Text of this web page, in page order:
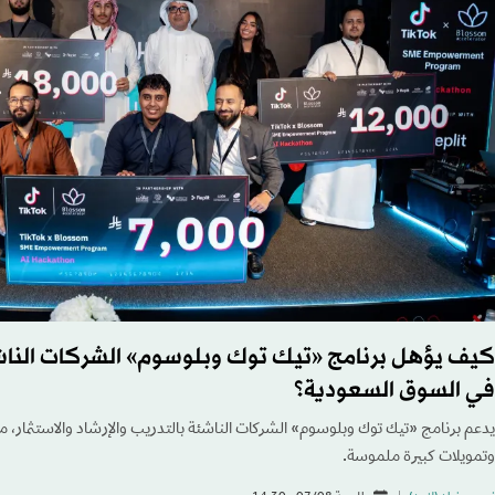
كيف يؤهل برنامج «تيك توك وبلوسوم» الشركات
في السوق السعودية؟
يدعم برنامج «تيك توك وبلوسوم» الشركات الناشئة بالتدريب والإرشاد والاستثمار،
وتمويلات كبيرة ملموسة.